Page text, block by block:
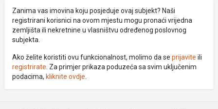
Zanima vas imovina koju posjeduje ovaj subjekt? Naši
registrirani korisnici na ovom mjestu mogu pronaći vrijedna
zemljišta ili nekretnine u vlasništvu određenog poslovnog
subjekta.
Ako želite koristiti ovu funkcionalnost, molimo da se prijavite ili
registrirate . Za primjer prikaza poduzeća sa svim uključenim
podacima, kliknite ovdje